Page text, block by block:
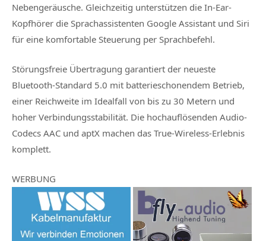
Nebengeräusche. Gleichzeitig unterstützen die In-Ear-
Kopfhörer die Sprachassistenten Google Assistant und Siri
für eine komfortable Steuerung per Sprachbefehl.
Störungsfreie Übertragung garantiert der neueste
Bluetooth-Standard 5.0 mit batterieschonendem Betrieb,
einer Reichweite im Idealfall von bis zu 30 Metern und
hoher Verbindungsstabilität. Die hochauflösenden Audio-
Codecs AAC und aptX machen das True-Wireless-Erlebnis
komplett.
WERBUNG